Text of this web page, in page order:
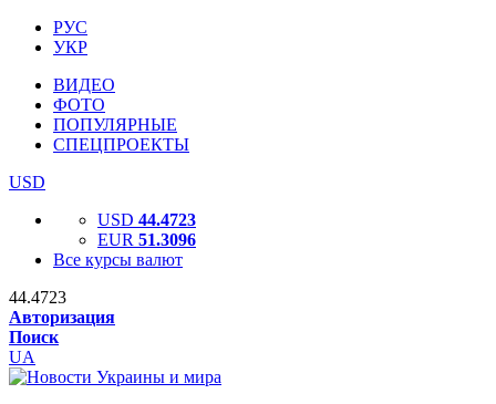
РУС
УКР
ВИДЕО
ФОТО
ПОПУЛЯРНЫЕ
СПЕЦПРОЕКТЫ
USD
USD 44.4723
EUR 51.3096
Все курсы валют
44.4723
Авторизация
Поиск
UA